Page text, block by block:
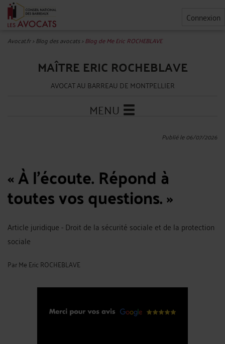
Connexion
Avocat.fr>Blog des avocats>Blog de Me Eric ROCHEBLAVE
MAÎTRE ERIC ROCHEBLAVE
AVOCAT AU BARREAU DE MONTPELLIER
MENU
Publié le 06/07/2026
« À l'écoute. Répond à
toutes vos questions. »
Article juridique - Droit de la sécurité sociale et de la protection
sociale
ParMe Eric ROCHEBLAVE